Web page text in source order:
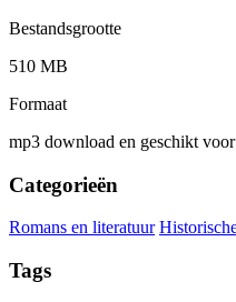
Bestandsgrootte
510 MB
Formaat
mp3 download en geschikt
Categorieën
Romans en literatuur
Tags